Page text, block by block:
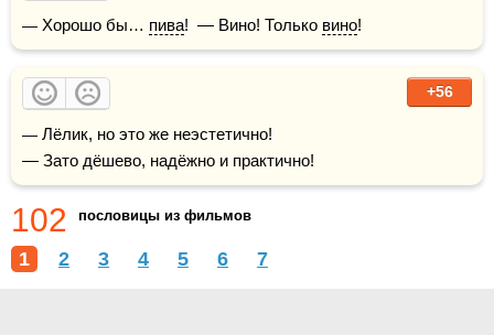
— Хорошо бы… пива!  — Вино! Только вино!
+56
— Лёлик, но это же неэстетично!
— Зато дёшево, надёжно и практично!
102 пословицы из фильмов
1 2 3 4 5 6 7